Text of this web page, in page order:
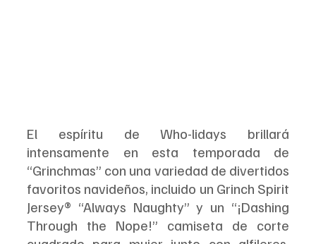
El espíritu de Who-lidays brillará
intensamente en esta temporada de
“Grinchmas” con una variedad de divertidos
favoritos navideños, incluido un Grinch Spirit
Jersey® “Always Naughty” y un “¡Dashing
Through the Nope!” camiseta de corte